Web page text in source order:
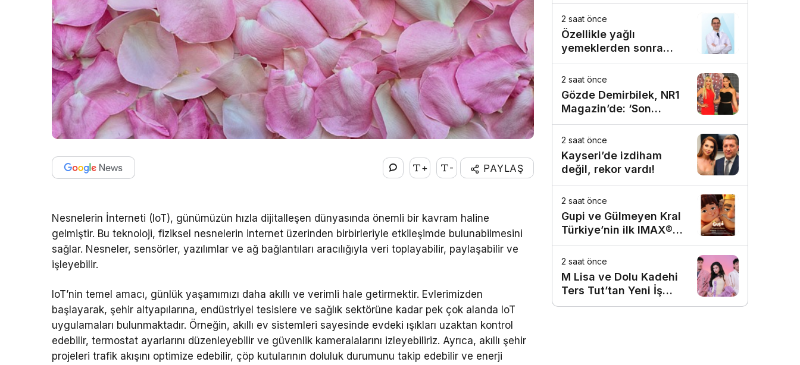
+ - PAYLAŞ
Nesnelerin İnterneti (IoT), günümüzün hızla dijitalleşen dünyasında önemli bir kavram haline
gelmiştir. Bu teknoloji, fiziksel nesnelerin internet üzerinden birbirleriyle etkileşimde bulunabilmesini
sağlar. Nesneler, sensörler, yazılımlar ve ağ bağlantıları aracılığıyla veri toplayabilir, paylaşabilir ve
işleyebilir.
IoT’nin temel amacı, günlük yaşamımızı daha akıllı ve verimli hale getirmektir. Evlerimizden
başlayarak, şehir altyapılarına, endüstriyel tesislere ve sağlık sektörüne kadar pek çok alanda IoT
uygulamaları bulunmaktadır. Örneğin, akıllı ev sistemleri sayesinde evdeki ışıkları uzaktan kontrol
edebilir, termostat ayarlarını düzenleyebilir ve güvenlik kameralalarını izleyebiliriz. Ayrıca, akıllı şehir
projeleri trafik akışını optimize edebilir, çöp kutularının doluluk durumunu takip edebilir ve enerji
2 saat önce
Özellikle yağlı
yemeklerden sonra
başlıyorsa, gecikmeyin
2 saat önce
Gözde Demirbilek, NR1
Magazin’de: ‘Son
assolist olarak var
olacağım!’
2 saat önce
Kayseri’de izdiham
değil, rekor vardı!
2 saat önce
Gupi ve Gülmeyen Kral
Türkiye’nin ilk IMAX®
animasyon filmi oluyor
2 saat önce
M Lisa ve Dolu Kadehi
Ters Tut’tan Yeni İş
Birliği: Vişne